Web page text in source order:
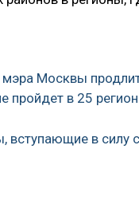
мэра Москвы
пройдет в 25
вступающие в силу